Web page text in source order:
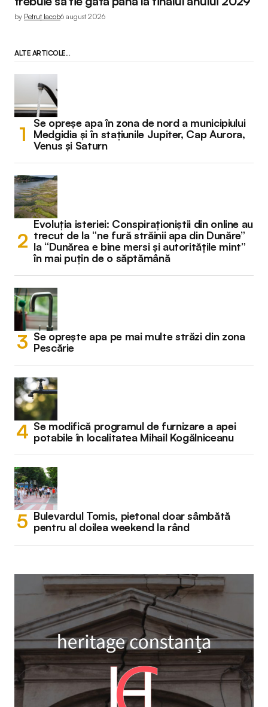
by Petruț Iacob6 august 2026
ALTE ARTICOLE...
Se opreșe apa în zona de nord a municipiului
Medgidia și în stațiunile Jupiter, Cap Aurora,
Venus și Saturn
Evoluția isteriei: Conspiraționiștii din online au
trecut de la “ne fură străinii apa din Dunăre”
la “Dunărea e bine mersi și autoritățile mint”
în mai puțin de o săptămână
Se oprește apa pe mai multe străzi din zona
Pescărie
Se modifică programul de furnizare a apei
potabile în localitatea Mihail Kogălniceanu
Bulevardul Tomis, pietonal doar sâmbătă
pentru al doilea weekend la rând